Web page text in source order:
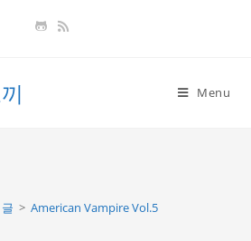
Menu
글 > American Vampire Vol.5